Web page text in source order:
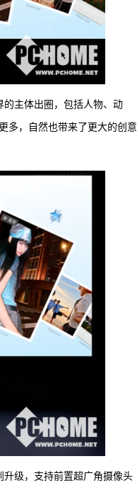
的主体出圈，包括人物、动
多，自然也带来了更大的创意
升级，支持前置超广角摄像头